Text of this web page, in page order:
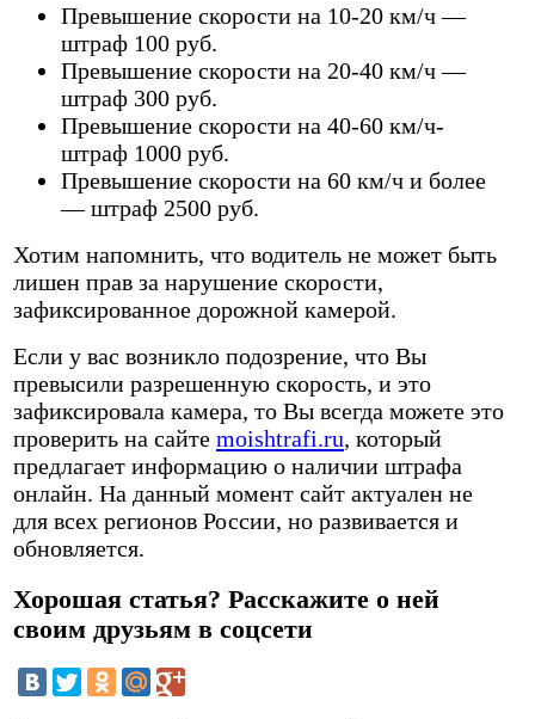
Превышение скорости на 10-20 км/ч —
штраф 100 руб.
Превышение скорости на 20-40 км/ч —
штраф 300 руб.
Превышение скорости на 40-60 км/ч-
штраф 1000 руб.
Превышение скорости на 60 км/ч и более
— штраф 2500 руб.
Хотим напомнить, что водитель не может быть
лишен прав за нарушение скорости,
зафиксированное дорожной камерой.
Если у вас возникло подозрение, что Вы
превысили разрешенную скорость, и это
зафиксировала камера, то Вы всегда можете это
проверить на сайте moishtrafi.ru, который
предлагает информацию о наличии штрафа
онлайн. На данный момент сайт актуален не
для всех регионов России, но развивается и
обновляется.
Хорошая статья? Расскажите о ней
своим друзьям в соцсети